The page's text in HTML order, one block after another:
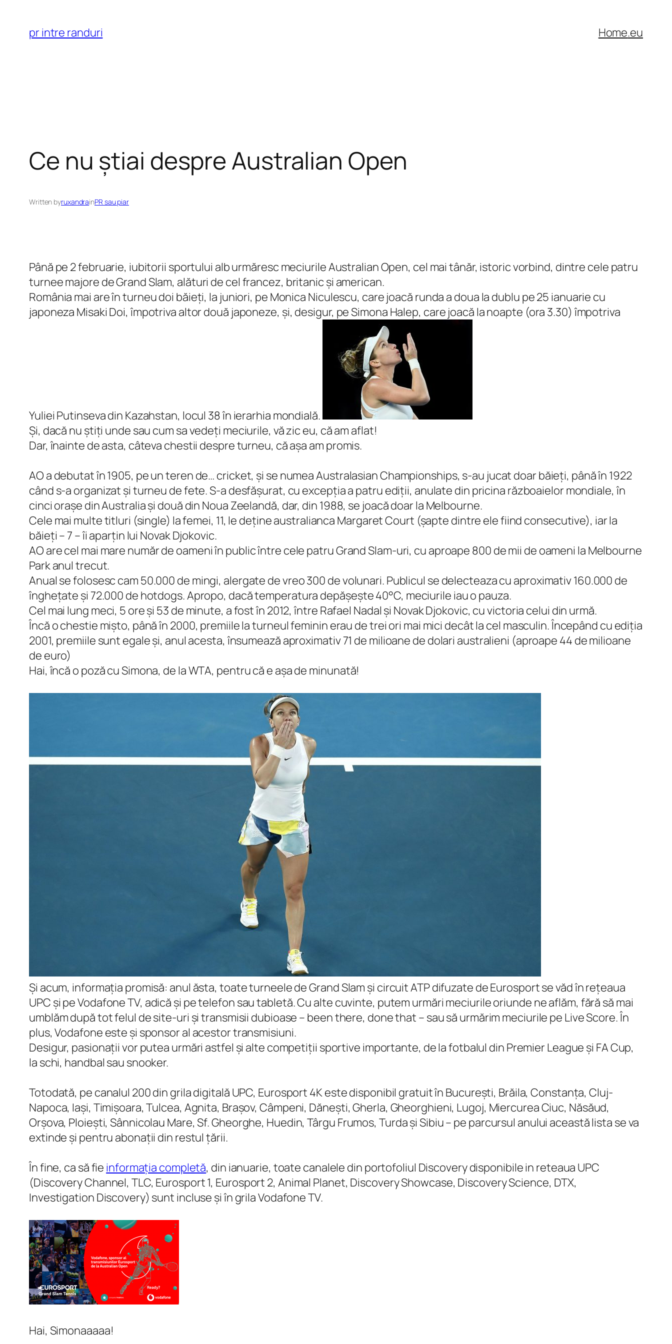
content
pr intre randuri Home.eu
Ce nu știai despre Australian Open
Written byruxandrainPR sau piar
Până pe 2 februarie, iubitorii sportului alb urmăresc meciurile Australian Open, cel mai tânăr, istoric vorbind, dintre cele patru
turnee majore de Grand Slam, alături de cel francez, britanic și american.
România mai are în turneu doi băieți, la juniori, pe Monica Niculescu, care joacă runda a doua la dublu pe 25 ianuarie cu
japoneza Misaki Doi, împotriva altor două japoneze, și, desigur, pe Simona Halep, care joacă la noapte (ora 3.30) împotriva
Yuliei Putinseva din Kazahstan, locul 38 în ierarhia mondială.
Și, dacă nu știți unde sau cum sa vedeți meciurile, vă zic eu, că am aflat!
Dar, înainte de asta, câteva chestii despre turneu, că așa am promis.
AO a debutat în 1905, pe un teren de… cricket, și se numea Australasian Championships, s-au jucat doar băieți, până în 1922
când s-a organizat și turneu de fete. S-a desfășurat, cu excepția a patru ediții, anulate din pricina războaielor mondiale, în
cinci orașe din Australia și două din Noua Zeelandă, dar, din 1988, se joacă doar la Melbourne.
Cele mai multe titluri (single) la femei, 11, le deține australianca Margaret Court (șapte dintre ele fiind consecutive), iar la
băieți – 7 – îi aparțin lui Novak Djokovic.
AO are cel mai mare număr de oameni în public între cele patru Grand Slam-uri, cu aproape 800 de mii de oameni la Melbourne
Park anul trecut.
Anual se folosesc cam 50.000 de mingi, alergate de vreo 300 de volunari. Publicul se delecteaza cu aproximativ 160.000 de
înghețate și 72.000 de hotdogs. Apropo, dacă temperatura depășește 40°C, meciurile iau o pauza.
Cel mai lung meci, 5 ore și 53 de minute, a fost în 2012, între Rafael Nadal și Novak Djokovic, cu victoria celui din urmă.
Încă o chestie mișto, până în 2000, premiile la turneul feminin erau de trei ori mai mici decât la cel masculin. Începând cu ediția
2001, premiile sunt egale și, anul acesta, însumează aproximativ 71 de milioane de dolari australieni (aproape 44 de milioane
de euro)
Hai, încă o poză cu Simona, de la WTA, pentru că e așa de minunată!
Și acum, informația promisă: anul ăsta, toate turneele de Grand Slam și circuit ATP difuzate de Eurosport se văd în rețeaua
UPC și pe Vodafone TV, adică și pe telefon sau tabletă. Cu alte cuvinte, putem urmări meciurile oriunde ne aflăm, fără să mai
umblăm după tot felul de site-uri și transmisii dubioase – been there, done that – sau să urmărim meciurile pe Live Score. În
plus, Vodafone este și sponsor al acestor transmisiuni.
Desigur, pasionații vor putea urmări astfel și alte competiții sportive importante, de la fotbalul din Premier League și FA Cup,
la schi, handbal sau snooker.
Totodată, pe canalul 200 din grila digitală UPC, Eurosport 4K este disponibil gratuit în București, Brăila, Constanța, Cluj-
Napoca, Iași, Timișoara, Tulcea, Agnita, Brașov, Câmpeni, Dănești, Gherla, Gheorghieni, Lugoj, Miercurea Ciuc, Năsăud,
Orșova, Ploiești, Sânnicolau Mare, Sf. Gheorghe, Huedin, Târgu Frumos, Turda și Sibiu – pe parcursul anului această lista se va
extinde și pentru abonații din restul țării.
În fine, ca să fie informația completă, din ianuarie, toate canalele din portofoliul Discovery disponibile in reteaua UPC
(Discovery Channel, TLC, Eurosport 1, Eurosport 2, Animal Planet, Discovery Showcase, Discovery Science, DTX,
Investigation Discovery) sunt incluse și în grila Vodafone TV.
Hai, Simonaaaaa!